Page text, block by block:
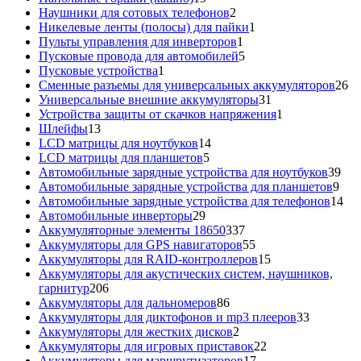
товаров
Наушники для сотовых телефонов2
товара
Никелевые ленты (полосы) для пайки1
Пульты управления для инверторов1
товар
Пусковые провода для автомобилей55
Пусковые устройства1
товар
Сменные разъемы для универсальных аккумуляторов2626
Универсальные внешние аккумуляторы31
товар
Устройства защиты от скачков напряжения1
Шлейфы1313
товаров
LCD матрицы для ноутбуков1414
LCD матрицы для планшетов55
товаров
Автомобильные зарядные устройства для ноутбуков3939
Автомобильные зарядные устройства для планшетов99
Автомобильные зарядные устройства для телефонов1414
Автомобильные инверторы2929
товаров
Аккумуляторные элементы 18650337337
товаров
Аккумуляторы для GPS навигаторов5555
товаров
Аккумуляторы для RAID-контроллеров1515
товаров
Аккумуляторы для акустических систем, наушников,
гарнитур206206
товаров
Аккумуляторы для дальномеров8686
товаров
Аккумуляторы для диктофонов и mp3 плееров3333
Аккумуляторы для жестких дисков2
товара
Аккумуляторы для игровых приставок22